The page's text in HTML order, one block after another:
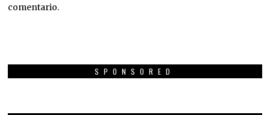
comentario.
SPONSORED